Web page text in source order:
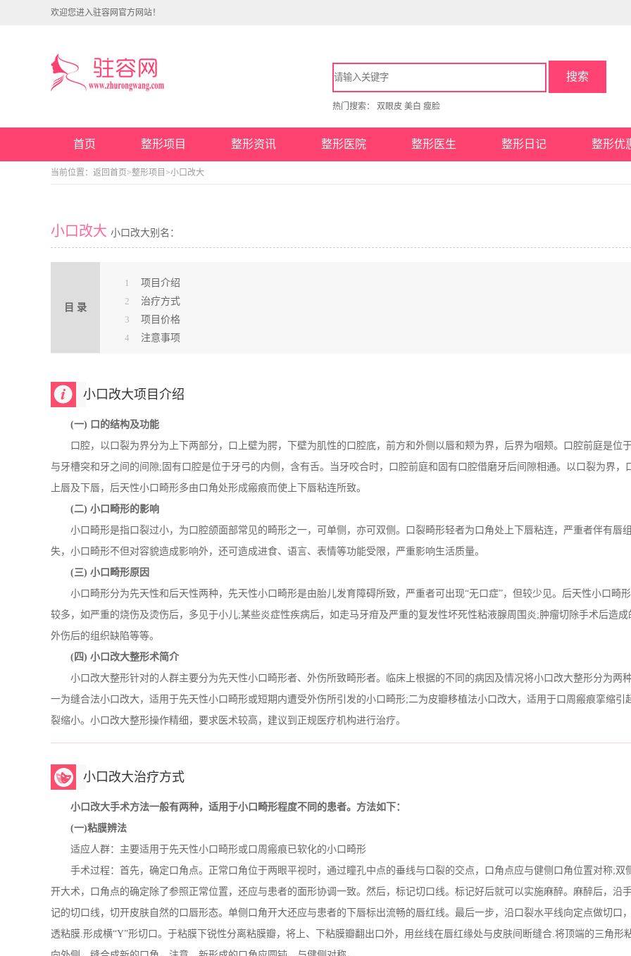
欢迎您进入驻容网官方网站！
搜索
热门搜索： 双眼皮 美白 瘦脸
首页 整形项目 整形资讯 整形医院 整形医生 整形日记 整形优
当前位置： 返回首页 >整形项目 >小口改大
小口改大 小口改大别名：
目 录
1
项目介绍
2
治疗方式
3
项目价格
4
注意事项
小口改大项目介绍
(一) 口的结构及功能
口腔，以口裂为界分为上下两部分，口上壁为腭，下壁为肌性的口腔底，前方和外侧以唇和颊为界，后界为咽颊。口腔前庭是位
与牙槽突和牙之间的间隙;固有口腔是位于牙弓的内侧，含有舌。当牙咬合时，口腔前庭和固有口腔借磨牙后间隙相通。以口裂为界，
上唇及下唇，后天性小口畸形多由口角处形成瘢痕而使上下唇粘连所致。
(二) 小口畸形的影响
小口畸形是指口裂过小，为口腔颌面部常见的畸形之一，可单侧，亦可双侧。口裂畸形轻者为口角处上下唇粘连，严重者伴有唇
失，小口畸形不但对容貌造成影响外，还可造成进食、语言、表情等功能受限，严重影响生活质量。
(三) 小口畸形原因
小口畸形分为先天性和后天性两种，先天性小口畸形是由胎儿发育障碍所致，严重者可出现“无口症”，但较少见。后天性小口畸形
较多，如严重的烧伤及烫伤后，多见于小儿;某些炎症性疾病后，如走马牙疳及严重的复发性坏死性粘液腺周围炎;肿瘤切除手术后造成
外伤后的组织缺陷等等。
(四) 小口改大整形术简介
小口改大整形针对的人群主要分为先天性小口畸形者、外伤所致畸形者。临床上根据的不同的病因及情况将小口改大整形分为两种
一为缝合法小口改大，适用于先天性小口畸形或短期内遭受外伤所引发的小口畸形;二为皮瓣移植法小口改大，适用于口周瘢痕挛缩引
裂缩小。小口改大整形操作精细，要求医术较高，建议到正规医疗机构进行治疗。
小口改大治疗方式
小口改大手术方法一般有两种，适用于小口畸形程度不同的患者。方法如下：
(一)粘膜辨法
适应人群：主要适用于先天性小口畸形或口周瘢痕已软化的小口畸形
手术过程：首先，确定口角点。正常口角位于两眼平视时，通过瞳孔中点的垂线与口裂的交点，口角点应与健侧口角位置对称;双
开大术，口角点的确定除了参照正常位置，还应与患者的面形协调一致。然后，标记切口线。标记好后就可以实施麻醉。麻醉后，沿
记的切口线，切开皮肤自然的口唇形态。单侧口角开大还应与患者的下唇标出流畅的唇红线。最后一步，沿口裂水平线向定点做切口
透粘膜.形成横“Y”形切口。于粘膜下锐性分离粘膜瓣，将上、下粘膜瓣翻出口外，用丝线在唇红缘处与皮肤间断缝合.将顶端的三角形